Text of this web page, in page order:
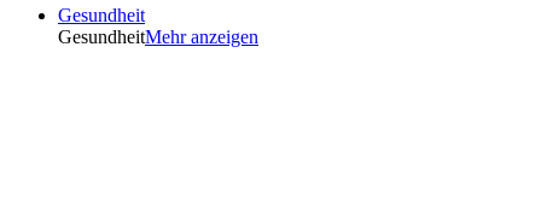
Gesundheit
GesundheitMehr anzeigen